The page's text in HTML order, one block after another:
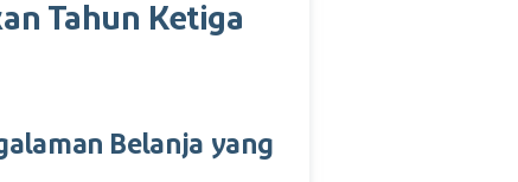
Tahun Ketiga
Belanja yang